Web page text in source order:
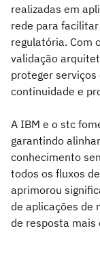
realizadas em
rede para
regulatória. Com
validação
proteger
continuidade e
A IBM e o stc
garantindo
conhecimento
todos os fluxos
aprimorou
de aplicações de
de resposta mais